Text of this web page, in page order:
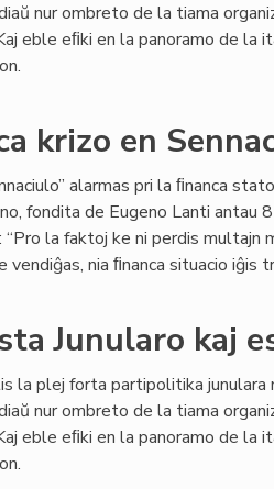
nur ombreto de la tiama
eble eﬁki en la panoramo de
krizo en
alarmas pri la ﬁnanca
fondita de Eugeno Lanti antau
la faktoj ke ni perdis multajn
vendiĝas, nia ﬁnanca situacio iĝis
Junularo kaj
la plej forta partipolitika junulara
nur ombreto de la tiama
eble eﬁki en la panoramo de